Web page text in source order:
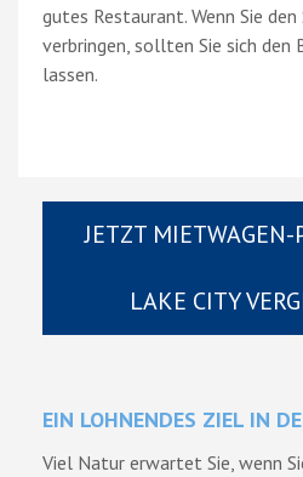
gutes Restaurant. Wenn Sie
verbringen, sollten Sie sich den
lassen.
JETZT MIETWAGEN-
LAKE CITY
EIN LOHNENDES ZIEL IN
Viel Natur erwartet Sie, wenn